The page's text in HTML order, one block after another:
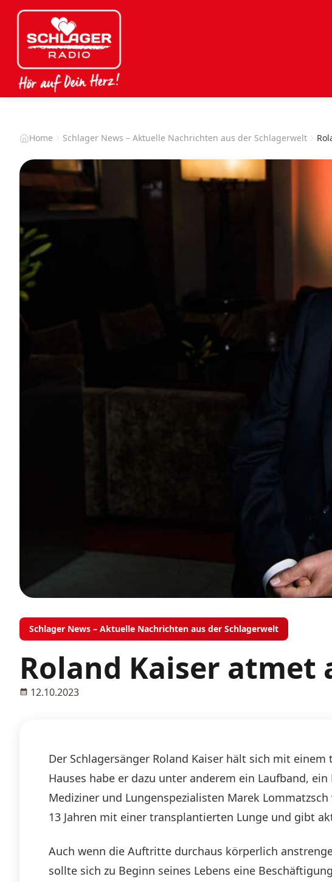
Home Schlager News – Aktuelle Nachrichten aus der Schlagerwelt
Schlager News – Aktuelle Nachrichten aus der Schlagerwelt
Roland Kaiser
12.10.2023
Der Schlagersänger Roland Kaiser hält sich mit
Hauses habe er dazu unter anderem ein Laufband,
Mediziner und Lungenspezialisten Marek
13 Jahren mit einer transplantierten Lunge und gibt
Auch wenn die Auftritte durchaus körperlich
sollte sich zu Beginn seines Lebens eine